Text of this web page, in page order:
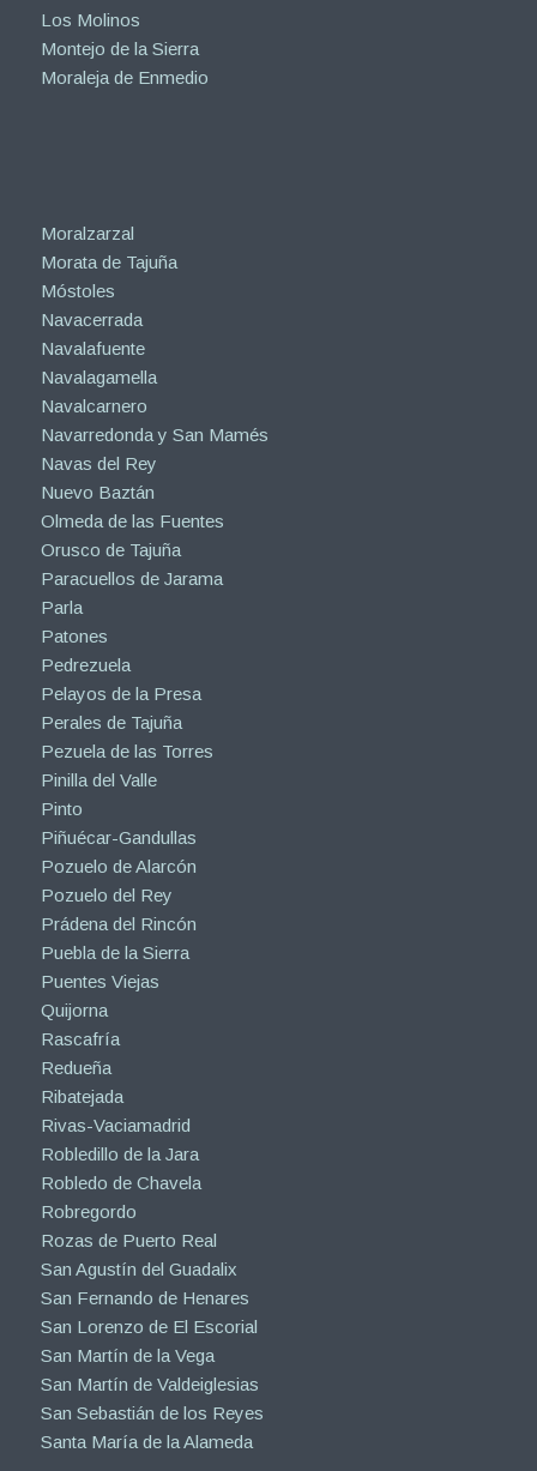
El Molar
Los Molinos
Montejo de la Sierra
Moralzarzal
Morata de Tajuña
Móstoles
Navacerrada
Navalafuente
Navalagamella
Navalcarnero
Navarredonda y San Mamés
Navas del Rey
Nuevo Baztán
Olmeda de las Fuentes
Orusco de Tajuña
Paracuellos de Jarama
Parla
Patones
Pedrezuela
Pelayos de la Presa
Perales de Tajuña
Pezuela de las Torres
Pinilla del Valle
Pinto
Piñuécar-Gandullas
Pozuelo de Alarcón
Pozuelo del Rey
Prádena del Rincón
Puebla de la Sierra
Puentes Viejas
Quijorna
Rascafría
Redueña
Ribatejada
Rivas-Vaciamadrid
Robledillo de la Jara
Robledo de Chavela
Robregordo
Rozas de Puerto Real
San Agustín del Guadalix
San Fernando de Henares
San Lorenzo de El Escorial
San Martín de la Vega
San Martín de Valdeiglesias
San Sebastián de los Reyes